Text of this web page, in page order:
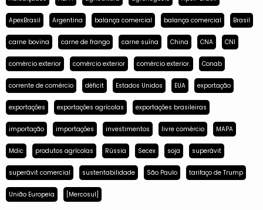
ApexBrasil Argentina balança comercial balança comercial Brasil
carne bovina carne de frango carne suína China CNA CNI
comércio exterior comércio exterior comércio exterior. Conab
corrente de comércio déficit Estados Unidos EUA exportação
exportações exportações agrícolas exportações brasileiras
importação importações investimentos livre comércio MAPA
Mdic produtos agrícolas Rússia Secex soja superávit
superávit comercial sustentabilidade São Paulo tarifaço de Trump
União Europeia [Mercosul]